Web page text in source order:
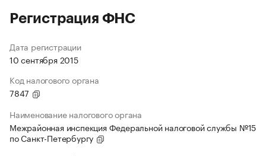
Регистрация ФНС
Дата регистрации
10 сентября 2015
Код налогового органа
7847
Наименование налогового органа
Межрайонная инспекция Федеральной налоговой службы №15
по Санкт-Петербургу